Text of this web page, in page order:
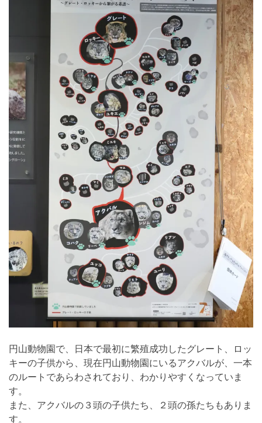
円山動物園で、日本で最初に繁殖成功したグレート、ロッ
キーの子供から、現在円山動物園にいるアクバルが、一本
のルートであらわされており、わかりやすくなっていま
す。
また、アクバルの３頭の子供たち、２頭の孫たちもありま
す。